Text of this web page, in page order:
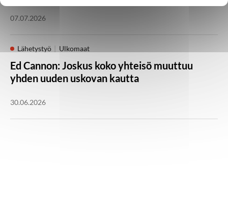
07.07.2026
Lähetystyö Ulkomaat
Ed Cannon: Joskus koko yhteisö muuttuu
yhden uuden uskovan kautta
30.06.2026